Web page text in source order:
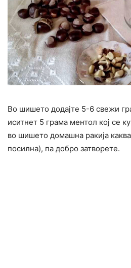
Во шишето додајте 5-6 свежи
иситнет 5 грама ментол кој се
во шишето домашна ракија
посилна), па добро затворете.